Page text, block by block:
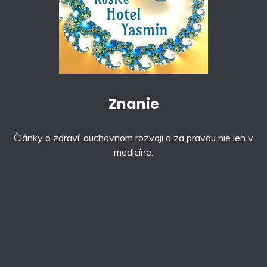
Znanie
Články o zdraví, duchovnom rozvoji a za pravdu nie len v
medicíne.